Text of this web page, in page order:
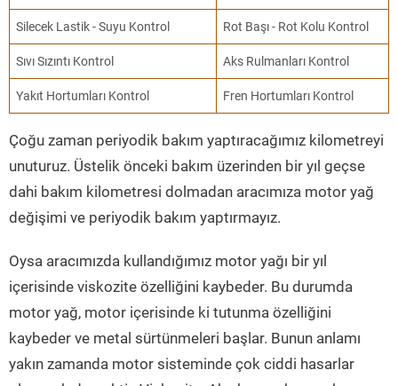
Silecek Lastik - Suyu Kontrol Rot Başı - Rot Kolu Kontrol
Sıvı Sızıntı Kontrol Aks Rulmanları Kontrol
Yakıt Hortumları Kontrol Fren Hortumları Kontrol
Çoğu zaman periyodik bakım yaptıracağımız kilometreyi
unuturuz. Üstelik önceki bakım üzerinden bir yıl geçse
dahi bakım kilometresi dolmadan aracımıza motor yağ
değişimi ve periyodik bakım yaptırmayız.
Oysa aracımızda kullandığımız motor yağı bir yıl
içerisinde viskozite özelliğini kaybeder. Bu durumda
motor yağ, motor içerisinde ki tutunma özelliğini
kaybeder ve metal sürtünmeleri başlar. Bunun anlamı
yakın zamanda motor sisteminde çok ciddi hasarlar